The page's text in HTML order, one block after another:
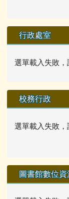
行政處室
選單載入失敗，
校務行政
選單載入失敗，
圖書館數位